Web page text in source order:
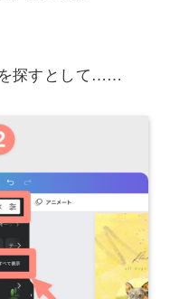
探すとして……